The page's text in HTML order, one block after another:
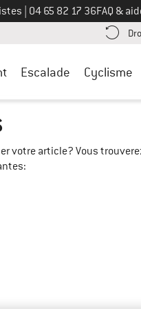
Appelez-nous au
04 65 82 17 36FAQ &
de paiement ici ! Ouvre une
Escalade Cyclisme
votre article? Vous